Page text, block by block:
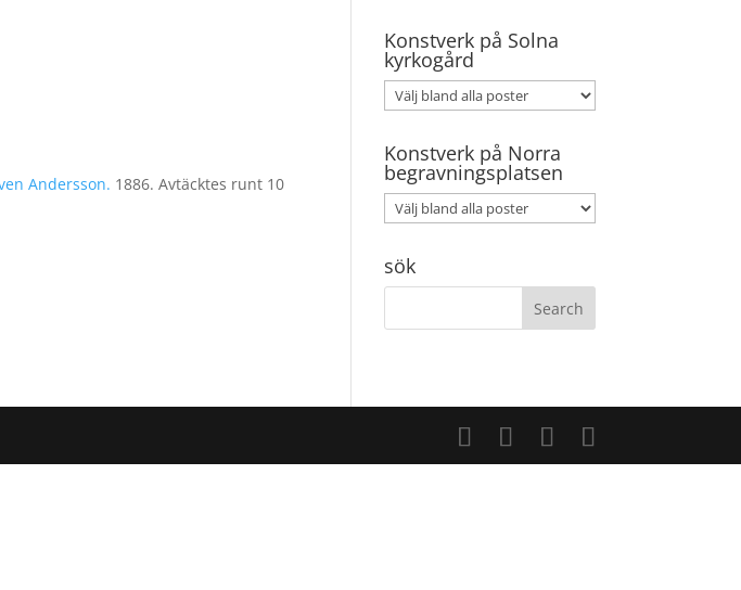
Andersson. 1886. Avtäcktes runt 10
Konstverk på Solna
kyrkogård
Konstverk på Norra
begravningsplatsen
sök